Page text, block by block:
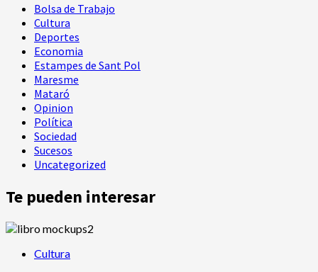
Bolsa de Trabajo
Cultura
Deportes
Economia
Estampes de Sant Pol
Maresme
Mataró
Opinion
Política
Sociedad
Sucesos
Uncategorized
Te pueden interesar
Cultura